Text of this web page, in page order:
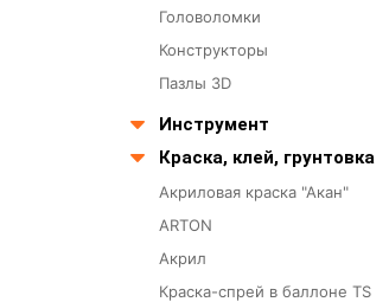
Головоломки
Конструкторы
Пазлы 3D
Инструмент
Краска, клей, грунтовка
Акриловая краска "Акан"
ARTON
Акрил
Краска-спрей в баллоне TS